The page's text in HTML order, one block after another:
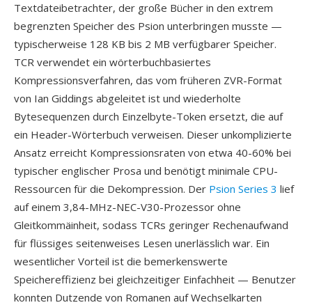
Textdateibetrachter, der große Bücher in den extrem
begrenzten Speicher des Psion unterbringen musste —
typischerweise 128 KB bis 2 MB verfügbarer Speicher.
TCR verwendet ein wörterbuchbasiertes
Kompressionsverfahren, das vom früheren ZVR-Format
von Ian Giddings abgeleitet ist und wiederholte
Bytesequenzen durch Einzelbyte-Token ersetzt, die auf
ein Header-Wörterbuch verweisen. Dieser unkomplizierte
Ansatz erreicht Kompressionsraten von etwa 40-60% bei
typischer englischer Prosa und benötigt minimale CPU-
Ressourcen für die Dekompression. Der Psion Series 3 lief
auf einem 3,84-MHz-NEC-V30-Prozessor ohne
Gleitkommäinheit, sodass TCRs geringer Rechenaufwand
für flüssiges seitenweises Lesen unerlässlich war. Ein
wesentlicher Vorteil ist die bemerkenswerte
Speichereffizienz bei gleichzeitiger Einfachheit — Benutzer
konnten Dutzende von Romanen auf Wechselkarten